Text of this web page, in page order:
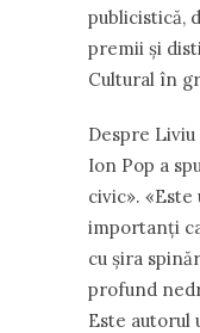
publicistică,
premii şi
Cultural în
Despre
Ion Pop a
civic».
importanţi
cu şira
profund
Este autorul